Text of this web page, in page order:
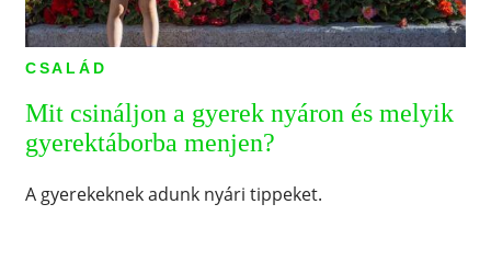
CSALÁD
Mit csináljon a gyerek nyáron és melyik
gyerektáborba menjen?
A gyerekeknek adunk nyári tippeket.